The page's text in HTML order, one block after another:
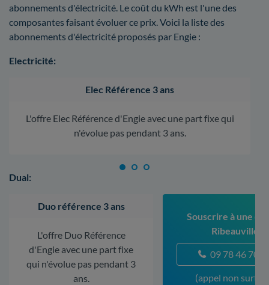
abonnements d'électricité. Le coût du kWh est l'une des
composantes faisant évoluer ce prix. Voici la liste des
abonnements d'électricité proposés par Engie :
Electricité:
Elec Référence 3 ans
L'offre Elec Référence d'Engie avec une part fixe qui
n'évolue pas pendant 3 ans.
Dual:
Duo référence 3 ans
L'offre Duo Référence
d'Engie avec une part fixe
qui n'évolue pas pendant 3
ans.
Souscrire à une
Ribeauvillé
09 78 46 70
(appel non